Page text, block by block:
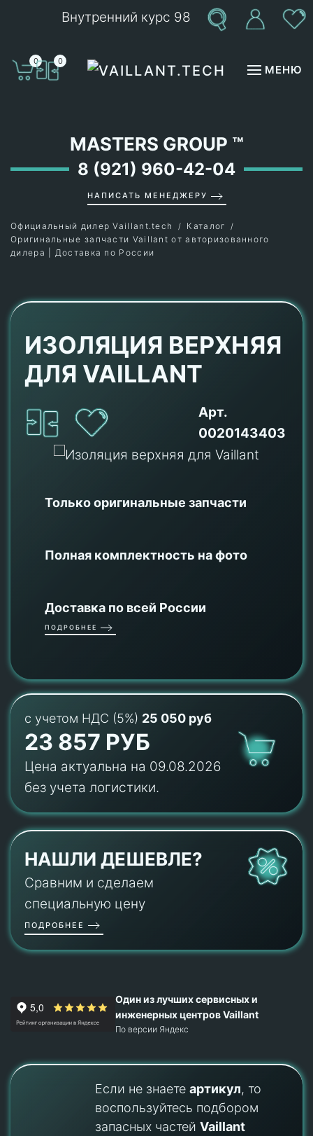
Внутренний курс 98
0 0
МЕНЮ
MASTERS GROUP ™
8 (921) 960-42-04
НАПИСАТЬ МЕНЕДЖЕРУ
Официальный дилер Vaillant.tech
Каталог
Оригинальные запчасти Vaillant от авторизованного
дилера | Доставка по России
ИЗОЛЯЦИЯ ВЕРХНЯЯ
ДЛЯ VAILLANT
Арт.
0020143403
Только оригинальные запчасти
Полная комплектность на фото
Доставка по всей России
ПОДРОБНЕЕ
с учетом НДС (5%) 25 050 руб
23 857 РУБ
Цена актуальна на 09.08.2026
без учета логистики.
НАШЛИ ДЕШЕВЛЕ?
Сравним и сделаем
специальную цену
ПОДРОБНЕЕ
Один из лучших сервисных и
инженерных центров Vaillant
По версии Яндекс
Если не знаете артикул, то
воспользуйтесь подбором
запасных частей Vaillant